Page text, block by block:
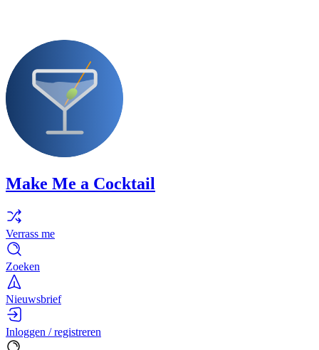
Make Me a Cocktail
Verrass me
Zoeken
Nieuwsbrief
Inloggen / registreren